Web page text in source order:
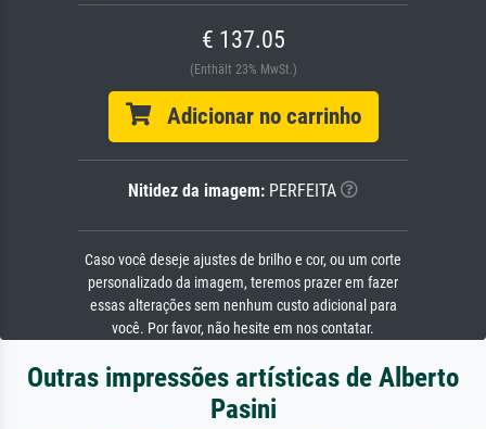
€ 137.05
(Enthält 23% MwSt.)
Adicionar no carrinho
Nitidez da imagem: PERFEITA
Caso você deseje ajustes de brilho e cor, ou um corte
personalizado da imagem, teremos prazer em fazer
essas alterações sem nenhum custo adicional para
você. Por favor, não hesite em nos contatar.
Outras impressões artísticas de Alberto
Pasini